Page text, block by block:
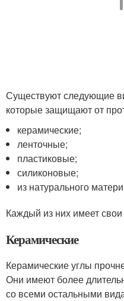
Существуют следующие
которые защищают от
керамические;
ленточные;
пластиковые;
силиконовые;
из натурального
Каждый из них имеет свои
Керамические
Керамические углы
Они имеют более
со всеми остальными